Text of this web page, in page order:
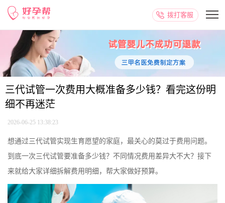
拨打客服
三代试管一次费用大概准备多少钱？看完这份明
细不再迷茫
2026-06-25 13:38:23
想通过三代试管实现生育愿望的家庭，最关心的莫过于费用问题。
到底一次三代试管要准备多少钱？不同情况费用差异大不大？接下
来就给大家详细拆解费用明细，帮大家做好预算。